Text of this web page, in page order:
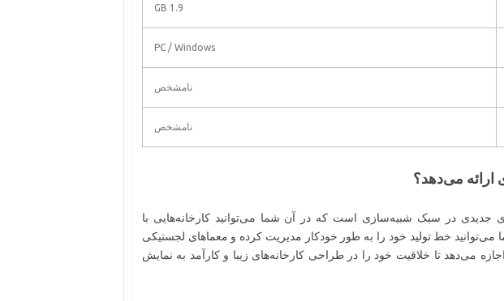
1.9 GB
PC / Windows
نامشخص
نامشخص
ارائه می‌دهد؟
جدیدی در سبک شبیه‌سازی است که در آن شما می‌توانید کارخانه‌هایی با
می‌توانید خط تولید خود را به طور خودکار مدیریت کرده و معماهای لجستیکی
می‌دهد تا خلاقیت خود را در طراحی کارخانه‌های زیبا و کارآمد به نمایش